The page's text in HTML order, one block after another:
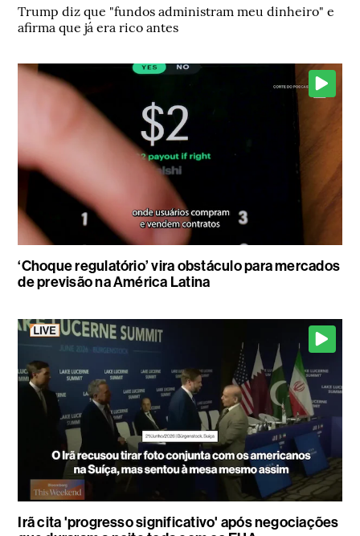
Trump diz que "fundos administram meu dinheiro" e
afirma que já era rico antes
‘Choque regulatório’ vira obstáculo para mercados
de previsão na América Latina
Irã cita 'progresso significativo' após negociações